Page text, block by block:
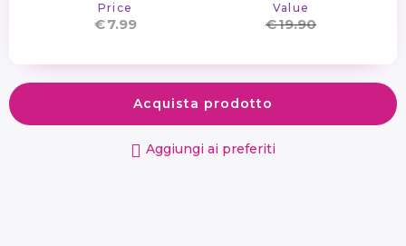
Price
€7.99
Value
€19.90
Acquista prodotto
Aggiungi ai preferiti